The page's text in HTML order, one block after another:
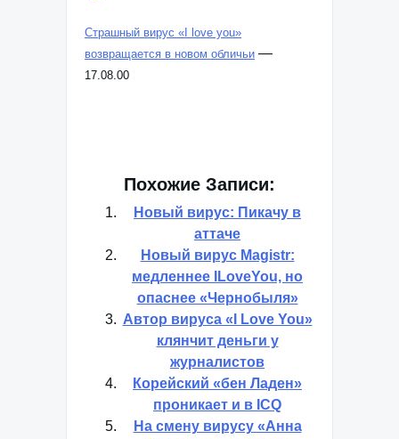
Страшный вирус «I love you»
возвращается в новом обличьи —
17.08.00
Похожие Записи:
Новый вирус: Пикачу в
аттаче
Новый вирус Magistr:
медленнее ILoveYou, но
опаснее «Чернобыля»
Автор вируса «I Love You»
клянчит деньги у
журналистов
Корейский «бен Ладен»
проникает и в ICQ
На смену вирусу «Анна